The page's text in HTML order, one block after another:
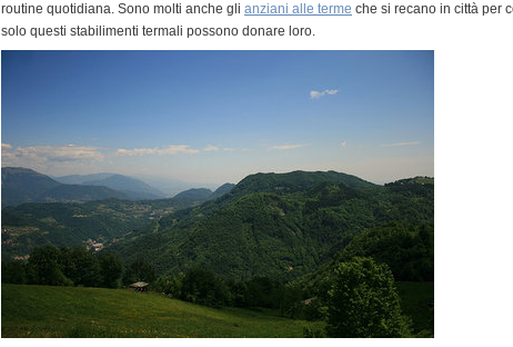
routine quotidiana. Sono molti anche gli anziani alle terme che si recano in città per
solo questi stabilimenti termali possono donare loro.